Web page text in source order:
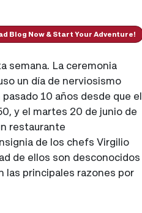
Blog Now & Start Your Adventure!
semana. La ceremonia
un día de nerviosismo
10 años desde que el
y el martes 20 de junio de
restaurante
de los chefs Virgilio
de ellos son desconocidos
las principales razones por